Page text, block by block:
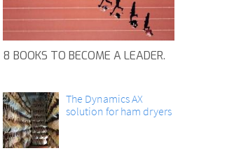
8 BOOKS TO BECOME A LEADER.
The Dynamics AX
solution for ham dryers